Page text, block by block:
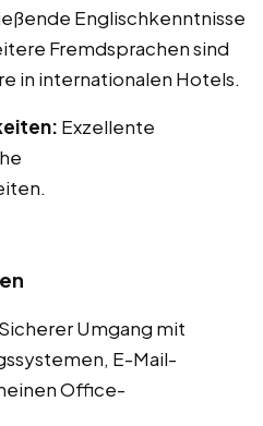
Englischkenntnisse
Fremdsprachen sind
in internationalen Hotels.
Exzellente
Sicherer Umgang mit
E-Mail-
Office-